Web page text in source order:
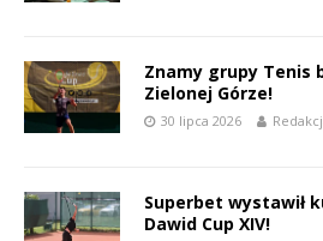
Znamy grupy Tenis
Zielonej Górze!
30 lipca 2026
Superbet wystawił
Dawid Cup XIV!